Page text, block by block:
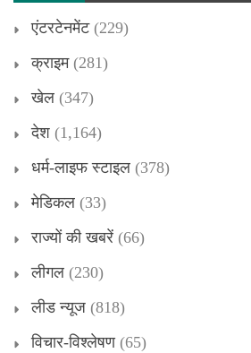
एंटरटेनमेंट(229)
क्राइम(281)
खेल (347)
देश (1,164)
धर्म-लाइफ स्टाइल (378)
मेडिकल (33)
राज्यों की खबरें (66)
लीगल (230)
लीड न्यूज (818)
विचार-विश्लेषण(65)